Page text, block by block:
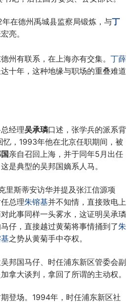
在德州禹城县监察局锻炼，与丁
亮。
州有联系，在上海亦有交集。 丁薛
十年，这种地缘与职场的重叠难道
经理吴承璘口述，张学兵的派系背
，1993年他在北京任职期间，被
亲自召回上海，并于同年5月出任
是典型的吴邦国嫡系人马。
里斯蒂安访华并提及张江信源项
总理朱镕基并不知情，直接致电上
此事同样一头雾水，这证明吴承璘
仔，直接越过黄菊将事情捅到了朱
之势从黄菊手中夺权。
邦国马仔、时任浦东新区管委会副
拿大谈判，拿回了所谓的主动权。
登场。1994年，时任浦东新区社